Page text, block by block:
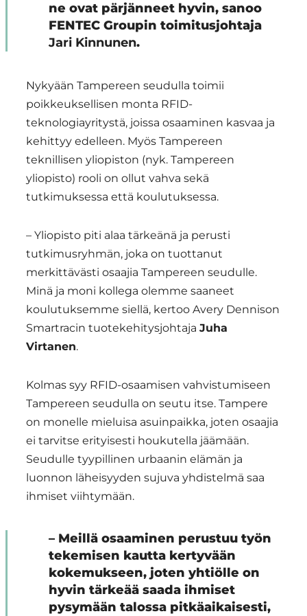
ne ovat pärjänneet hyvin, sanoo
FENTEC Groupin toimitusjohtaja
Jari Kinnunen.
Nykyään Tampereen seudulla toimii
poikkeuksellisen monta RFID-
teknologiayritystä, joissa osaaminen kasvaa ja
kehittyy edelleen. Myös Tampereen
teknillisen yliopiston (nyk. Tampereen
yliopisto) rooli on ollut vahva sekä
tutkimuksessa että koulutuksessa.
– Yliopisto piti alaa tärkeänä ja perusti
tutkimusryhmän, joka on tuottanut
merkittävästi osaajia Tampereen seudulle.
Minä ja moni kollega olemme saaneet
koulutuksemme siellä, kertoo Avery Dennison
Smartracin tuotekehitysjohtaja Juha
Virtanen.
Kolmas syy RFID-osaamisen vahvistumiseen
Tampereen seudulla on seutu itse. Tampere
on monelle mieluisa asuinpaikka, joten osaajia
ei tarvitse erityisesti houkutella jäämään.
Seudulle tyypillinen urbaanin elämän ja
luonnon läheisyyden sujuva yhdistelmä saa
ihmiset viihtymään.
– Meillä osaaminen perustuu työn
tekemisen kautta kertyvään
kokemukseen, joten yhtiölle on
hyvin tärkeää saada ihmiset
pysymään talossa pitkäaikaisesti,